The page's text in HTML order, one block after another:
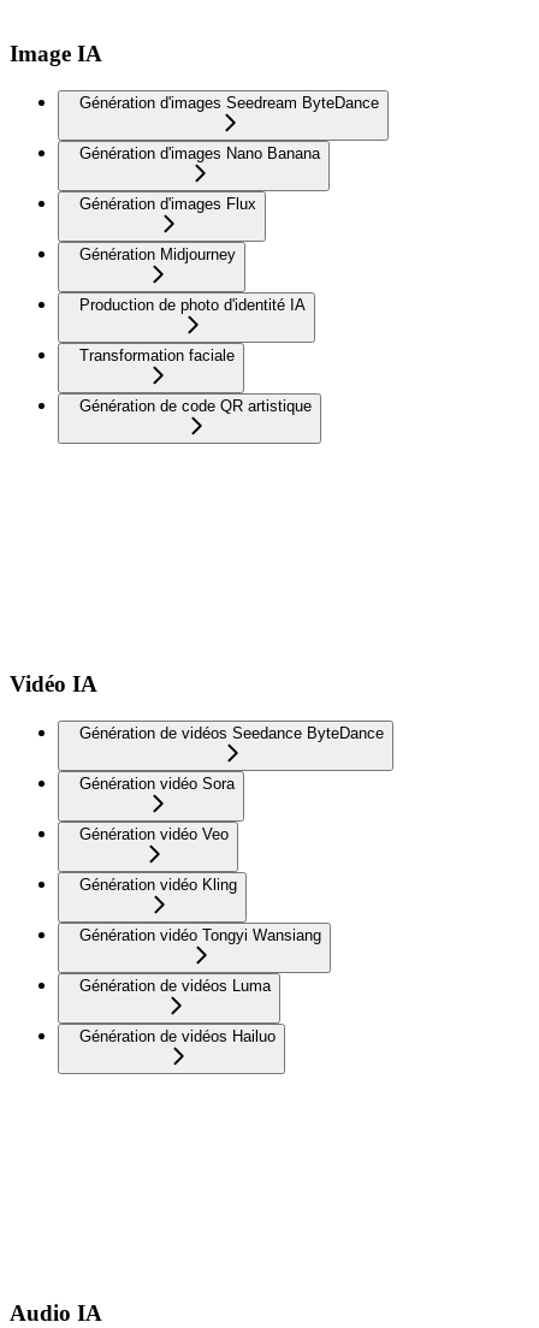
Image IA
Génération d'images Seedream ByteDance
Génération d'images Nano Banana
Génération d'images Flux
Génération Midjourney
Production de photo d'identité IA
Transformation faciale
Génération de code QR artistique
Vidéo IA
Génération de vidéos Seedance ByteDance
Génération vidéo Sora
Génération vidéo Veo
Génération vidéo Kling
Génération vidéo Tongyi Wansiang
Génération de vidéos Luma
Génération de vidéos Hailuo
Audio IA